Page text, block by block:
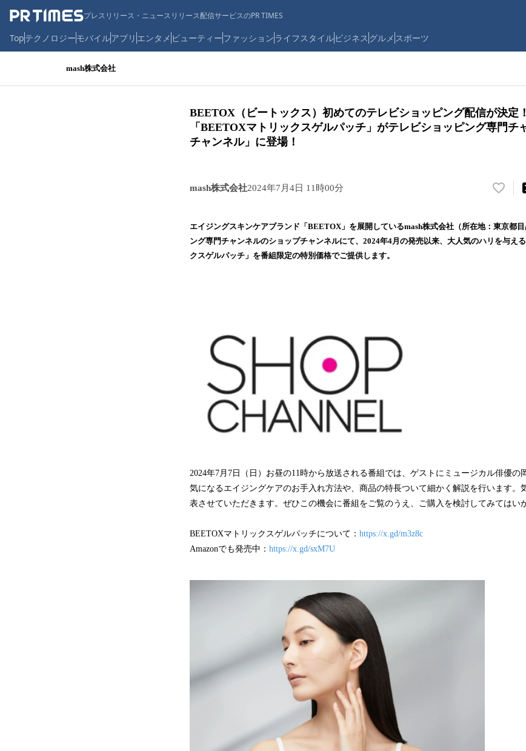
プレスリリース・ニュースリリース配信サービスのPR TIMES
Topテクノロジーモバイルアプリ エンタメ ビューティーファッションライフスタイルビジネス グルメ スポーツ
mash株式会社
BEETOX（ビートックス）初めてのテレビショッピング配信が決定
「BEETOXマトリックスゲルパッチ」がテレビショッピング専門チ
チャンネル」に登場！
mash株式会社2024年7月4日 11時00分
い
！
数
エイジングスキンケアブランド「BEETOX」を展開しているmash株式会社（所在地：東京都
ング専門チャンネルのショップチャンネルにて、2024年4月の発売以来、大人気のハリを与え
クスゲルパッチ」を番組限定の特別価格でご提供します。
2024年7月7日（日）お昼の11時から放送される番組では、ゲストにミュージカル俳優の
気になるエイジングケアのお手入れ方法や、商品の特長ついて細かく解説を行います。
表させていただきます。ぜひこの機会に番組をご覧のうえ、ご購入を検討してみてはい
BEETOXマトリックスゲルパッチについて： https://x.gd/m3z8c
Amazonでも発売中： https://x.gd/sxM7U